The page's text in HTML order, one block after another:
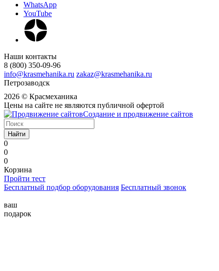
WhatsApp
YouTube
Наши контакты
8 (800) 350-09-96
info@krasmehanika.ru zakaz@krasmehanika.ru
Петрозаводск
2026 © Красмеханика
Цены на сайте не являются публичной офертой
Создание и продвижение сайтов
Найти
0
0
0
Корзина
Пройти тест
Бесплатный подбор оборудования Бесплатный звонок
ваш
подарок